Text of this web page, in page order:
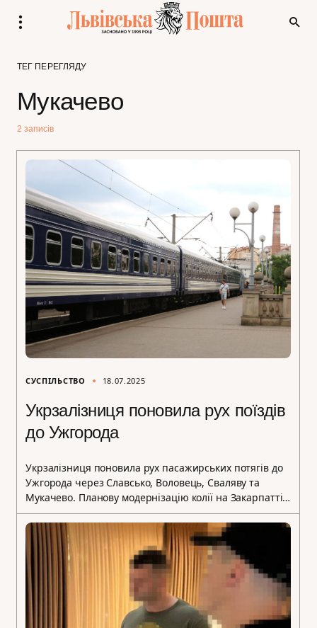
ТЕГ ПЕРЕГЛЯДУ
Мукачево
2 записів
СУСПІЛЬСТВО 18.07.2025
Укрзалізниця поновила рух поїздів
до Ужгорода
Укрзалізниця поновила рух пасажирських потягів до
Ужгорода через Славсько, Воловець, Сваляву та
Мукачево. Планову модернізацію колії на Закарпатті…